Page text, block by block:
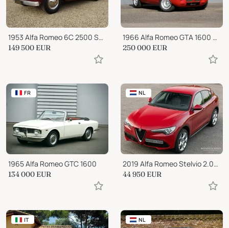
1953 Alfa Romeo 6C 2500 SS Super Sport
149 500 EUR
1966 Alfa Romeo GTA 1600 Stradale
250 000 EUR
FR
1965 Alfa Romeo GTC 1600
134 000 EUR
NL
2019 Alfa Romeo Stelvio 2.0T AWD Q4 Super
44 950 EUR
IT NL